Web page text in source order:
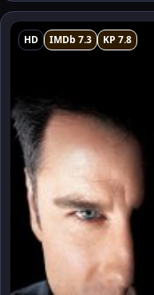
HD IMDb 7.3 KP 7.8